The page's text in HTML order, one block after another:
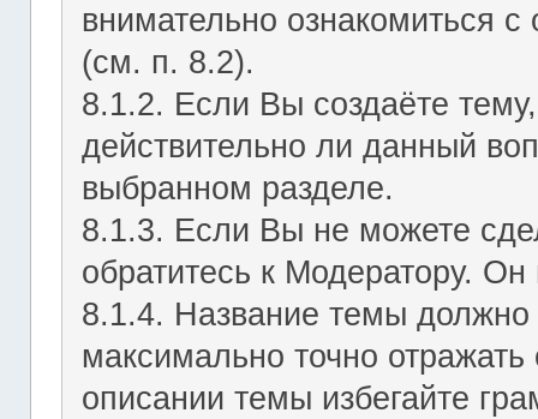
внимательно ознакомиться
(см. п. 8.2).
8.1.2. Если Вы создаёте
действительно ли данный
выбранном разделе.
8.1.3. Если Вы не можете
обратитесь к Модератору.
8.1.4. Название темы
максимально точно
описании темы избегайте